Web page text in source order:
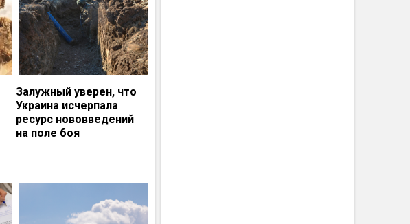
Залужный уверен, что
Украина исчерпала
ресурс нововведений
на поле боя